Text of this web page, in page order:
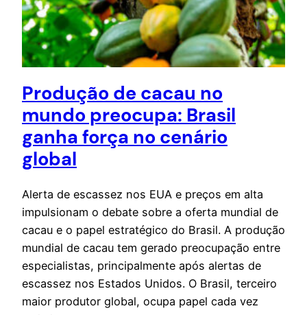
Produção de cacau no
mundo preocupa: Brasil
ganha força no cenário
global
Alerta de escassez nos EUA e preços em alta
impulsionam o debate sobre a oferta mundial de
cacau e o papel estratégico do Brasil. A produção
mundial de cacau tem gerado preocupação entre
especialistas, principalmente após alertas de
escassez nos Estados Unidos. O Brasil, terceiro
maior produtor global, ocupa papel cada vez